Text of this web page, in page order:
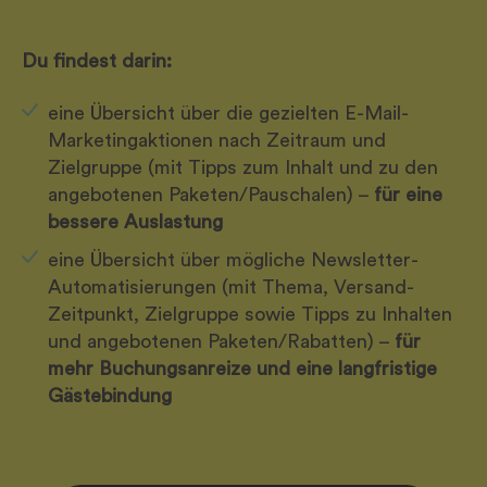
Du findest darin:
eine Übersicht über die gezielten E-Mail-
Marketingaktionen nach Zeitraum und
Zielgruppe (mit Tipps zum Inhalt und zu den
angebotenen Paketen/Pauschalen) – für eine
bessere Auslastung
eine Übersicht über mögliche Newsletter-
Automatisierungen (mit Thema, Versand-
Zeitpunkt, Zielgruppe sowie Tipps zu Inhalten
und angebotenen Paketen/Rabatten) – für
mehr Buchungsanreize und eine langfristige
Gästebindung